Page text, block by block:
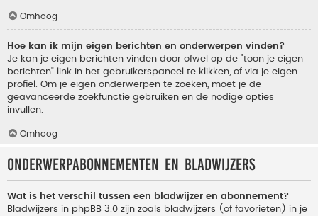
Omhoog
Hoe kan ik mijn eigen berichten en onderwerpen vinden?
Je kan je eigen berichten vinden door ofwel op de "toon je eigen
berichten" link in het gebruikerspaneel te klikken, of via je eigen
profiel. Om je eigen onderwerpen te zoeken, moet je de
geavanceerde zoekfunctie gebruiken en de nodige opties
invullen.
Omhoog
Onderwerpabonnementen en bladwijzers
Wat is het verschil tussen een bladwijzer en abonnement?
Bladwijzers in phpBB 3.0 zijn zoals bladwijzers (of favorieten) in je